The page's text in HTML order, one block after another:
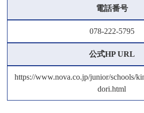
電話番号
078-222-5795
公式HP URL
https://www.nova.co.jp/junior/schools/
dori.html